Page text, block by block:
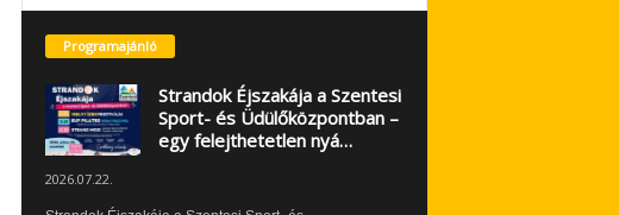
Programajánló
Strandok Éjszakája a Szentesi
Sport- és Üdülőközpontban –
egy felejthetetlen nyá…
2026.07.22.